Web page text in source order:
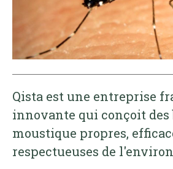
Qista est une entreprise
innovante qui conçoit des
moustique propres,
respectueuses de